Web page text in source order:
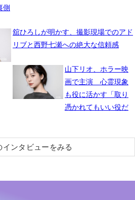
側
舘ひろしが明かす、撮影現場でのアド
リブと西野七瀬への絶大な信頼感
山下リオ、ホラー映
画で主演 心霊現象
も役に活かす「取り
憑かれてもいい役だ
インタビューをみる